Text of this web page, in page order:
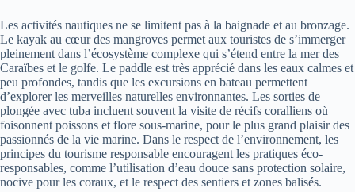
Les activités nautiques ne se limitent pas à la baignade et au bronzage.
Le kayak au cœur des mangroves permet aux touristes de s’immerger
pleinement dans l’écosystème complexe qui s’étend entre la mer des
Caraïbes et le golfe. Le paddle est très apprécié dans les eaux calmes et
peu profondes, tandis que les excursions en bateau permettent
d’explorer les merveilles naturelles environnantes. Les sorties de
plongée avec tuba incluent souvent la visite de récifs coralliens où
foisonnent poissons et flore sous-marine, pour le plus grand plaisir des
passionnés de la vie marine. Dans le respect de l’environnement, les
principes du tourisme responsable encouragent les pratiques éco-
responsables, comme l’utilisation d’eau douce sans protection solaire,
nocive pour les coraux, et le respect des sentiers et zones balisés.